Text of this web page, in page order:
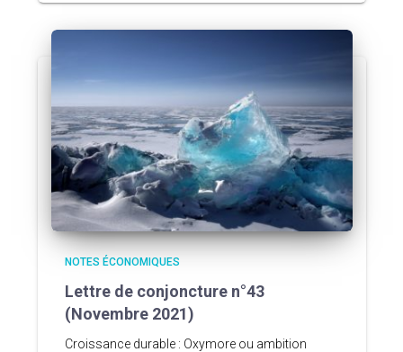
NOTES ÉCONOMIQUES
Lettre de conjoncture n°43
(Novembre 2021)
Croissance durable : Oxymore ou ambition